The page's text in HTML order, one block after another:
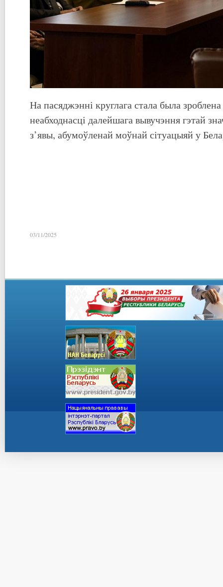
На пасяджэнні круглага стала была
неабходнасці далейшага вывучэння гэтай
з’явы, абумоўленай моўнай сітуацыяй у
03/11/2025